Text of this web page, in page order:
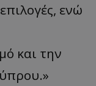
ενώ
και την